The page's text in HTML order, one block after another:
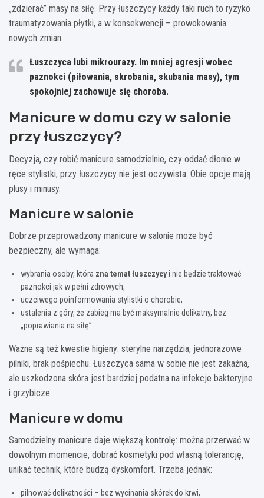
„zdzierać” masy na siłę. Przy łuszczycy każdy taki ruch to ryzyko
traumatyzowania płytki, a w konsekwencji – prowokowania
nowych zmian.
Łuszczyca lubi mikrourazy. Im mniej agresji wobec
paznokci (piłowania, skrobania, skubania masy), tym
spokojniej zachowuje się choroba.
Manicure w domu czy w salonie
przy łuszczycy?
Decyzja, czy robić manicure samodzielnie, czy oddać dłonie w
ręce stylistki, przy łuszczycy nie jest oczywista. Obie opcje mają
plusy i minusy.
Manicure w salonie
Dobrze przeprowadzony manicure w salonie może być
bezpieczny, ale wymaga:
wybrania osoby, która zna temat łuszczycyi nie będzie traktować
paznokci jak w pełni zdrowych,
uczciwego poinformowania stylistki o chorobie,
ustalenia z góry, że zabieg ma być maksymalnie delikatny, bez
„poprawiania na siłę”.
Ważne są też kwestie higieny: sterylne narzędzia, jednorazowe
pilniki, brak pośpiechu. Łuszczyca sama w sobie nie jest zakaźna,
ale uszkodzona skóra jest bardziej podatna na infekcje bakteryjne
i grzybicze.
Manicure w domu
Samodzielny manicure daje większą kontrolę: można przerwać w
dowolnym momencie, dobrać kosmetyki pod własną tolerancję,
unikać technik, które budzą dyskomfort. Trzeba jednak:
pilnować delikatności – bez wycinania skórek do krwi,